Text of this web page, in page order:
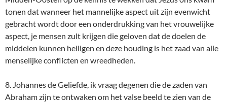
tonen dat wanneer het mannelijke aspect uit zijn evenwicht
gebracht wordt door een onderdrukking van het vrouwelijke
aspect, je mensen zult krijgen die geloven dat de doelen de
middelen kunnen heiligen en deze houding is het zaad van alle
menselijke conflicten en wreedheden.
8. Johannes de Geliefde, ik vraag degenen die de zaden van
Abraham zijn te ontwaken om het valse beeld te zien van de